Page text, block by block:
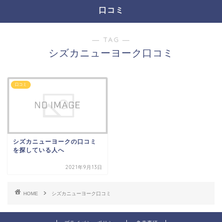
口コミ
― TAG ―
シズカニューヨーク口コミ
口コミ
シズカニューヨークの口コミ
を探している人へ
2021年9月13日
HOME シズカニューヨーク口コミ